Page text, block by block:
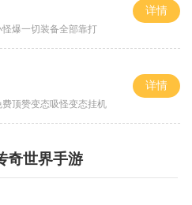
爆一切装备全部靠打
详情
费顶赞变态吸怪变态挂机
详情
奇世界手游